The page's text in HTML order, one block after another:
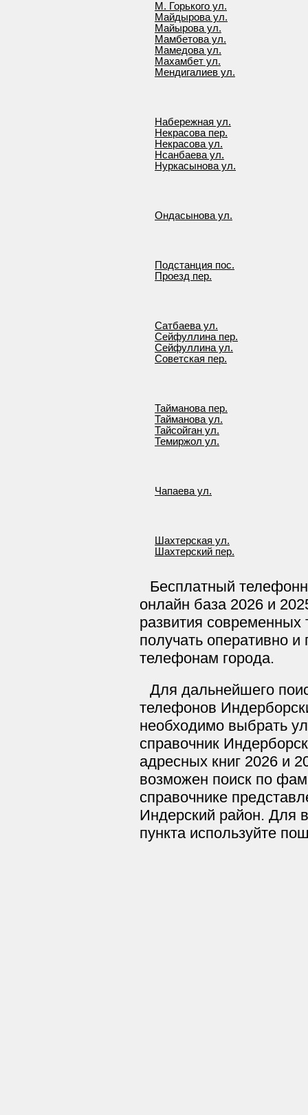
М. Горького ул.
Майдырова ул.
Майырова ул.
Мамбетова ул.
Мамедова ул.
Махамбет ул.
Мендигалиев ул.
Набережная ул.
Некрасова пер.
Некрасова ул.
Нсанбаева ул.
Нуркасынова ул.
Ондасынова ул.
Подстанция пос.
Проезд пер.
Сатбаева ул.
Сейфуллина пер.
Сейфуллина ул.
Советская пер.
Тайманова пер.
Тайманова ул.
Тайсойган ул.
Темиржол ул.
Чапаева ул.
Шахтерская ул.
Шахтерский пер.
Бесплатный
онлайн база 2026 и
развития современных
получать оперативно и
телефонам города.
Для дальнейшего
телефонов
необходимо выбрать
справочник
адресных книг 2026 и
возможен поиск по
справочнике
Индерский район. Для
пункта используйте